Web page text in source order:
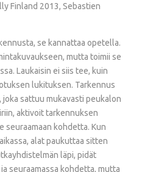
Finland 2013, Sebastien
se kannattaa opetella.
mutta toimii se
Laukaisin ei siis tee, kuin
lukituksen. Tarkennus
sattuu mukavasti peukalon
aktivoit tarkennuksen
seuraamaan kohdetta. Kun
alat paukuttaa sitten
läpi, pidät
seuraamassa kohdetta, mutta